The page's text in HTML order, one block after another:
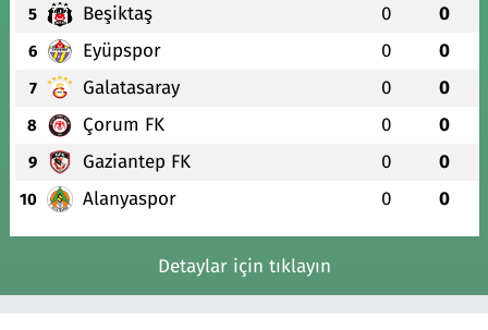
5 Beşiktaş 0 0
6 Eyüpspor 0 0
7 Galatasaray 0 0
8 Çorum FK 0 0
9 Gaziantep FK 0 0
10 Alanyaspor 0 0
Detaylar için tıklayın